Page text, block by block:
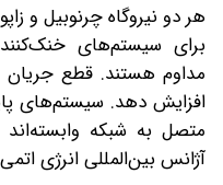
هر دو نیروگاه چرنوبیل و
برای سیستم‌های
مداوم هستند. قطع جریان
افزایش دهد. سیستم‌های
متصل به شبکه
آژانس بین‌المللی انرژی